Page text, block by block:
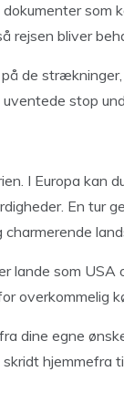
som
rejsen bliver
de
stop
I Europa kan
En tur
lande som USA
overkommelig
dine egne
hjemmefra